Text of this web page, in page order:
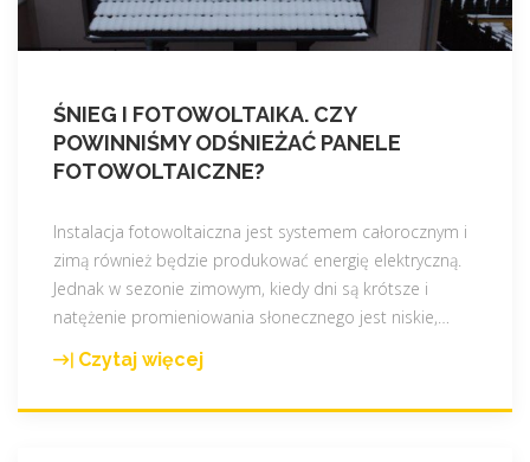
ŚNIEG I FOTOWOLTAIKA. CZY
POWINNIŚMY ODŚNIEŻAĆ PANELE
FOTOWOLTAICZNE?
Instalacja fotowoltaiczna jest systemem całorocznym i
zimą również będzie produkować energię elektryczną.
Jednak w sezonie zimowym, kiedy dni są krótsze i
natężenie promieniowania słonecznego jest niskie,…
Czytaj więcej